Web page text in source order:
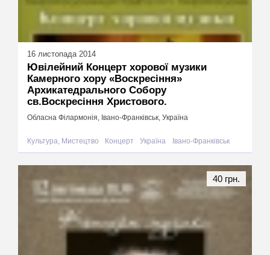
16 листопада 2014
Ювілейний Концерт хорової музики
Камерного хору «Воскресіння»
Архикатедрального Собору
св.Воскресіння Христового.
Обласна Філармонія, Івано-Франківськ, Україна
Культура, Мистецтво Концерт Україна Івано-Франківськ
40 грн.